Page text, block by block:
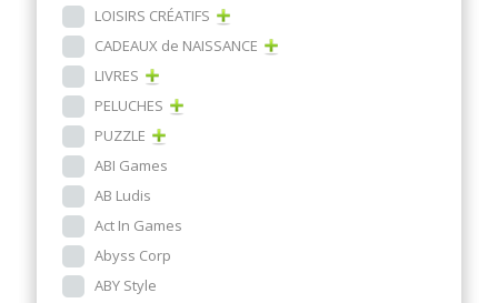
LOISIRS CRÉATIFS
CADEAUX de NAISSANCE
LIVRES
PELUCHES
PUZZLE
ABI Games
AB Ludis
Act In Games
Abyss Corp
ABY Style